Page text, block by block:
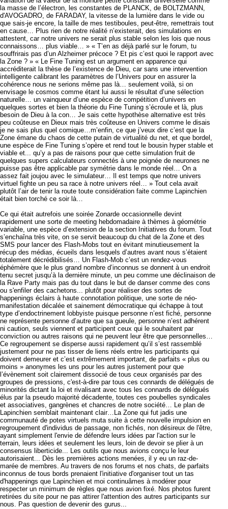
la masse de l’électron, les constantes de PLANCK, de BOLTZMANN,
d'AVOGADRO, de FARADAY, la vitesse de la lumière dans le vide ou
que sais-je encore, la taille de mes testiboules, peut-être, remettrais tout
en cause… Plus rien de notre réalité n’existerait, des simulations en
attestent, car notre univers ne serait plus stable selon les lois que nous
connaissons… plus viable… » « T’en as déjà parlé sur le forum, tu
souffrirais pas d’un Alzheimer précoce ? Et pis c’est quoi le rapport avec
la Zone ? » « Le Fine Tuning est un argument en apparence qui
accréditerait la thèse de l’existence de Dieu, car sans une intervention
intelligente calibrant les paramètres de l’Univers pour en assurer la
cohérence nous ne serions même pas là… seulement voilà, si on
envisage le cosmos comme étant lui aussi le résultat d’une sélection
naturelle… un vainqueur d’une espèce de compétition d’univers en
quelques sortes et bien la théorie du Fine Tuning s’écroule et là, plus
besoin de Dieu à la con… Je sais cette hypothèse alternative est très
peu coûteuse en Dieux mais très coûteuse en Univers comme le disais
je ne sais plus quel comique…m’enfin, ce que j’veux dire c’est que la
Zone émane du chaos de cette putain de virtualité du net, et que bordel,
une espèce de Fine Tuning s’opère et rend tout le bousin hyper stable et
viable et... qu’y a pas de raisons pour que cette simulation fruit de
quelques supers calculateurs connectés à une poignée de neurones ne
puisse pas être applicable par symétrie dans le monde réel… On a
assez fait joujou avec le simulateur… Il est temps que notre univers
virtuel fighte un peu sa race à notre univers réel… » Tout cela avait
plutôt l’air de tenir la route toute considération faite comme Lapinchien
était bien torché ce soir là…
Ce qui était autrefois une soirée Zonarde occasionnelle devint
rapidement une sorte de meeting hebdomadaire à thèmes à géométrie
variable, une espèce d’extension de la section Initiatives du forum. Tout
s’enchaîna très vite, on se servit beaucoup du chat de la Zone et des
SMS pour lancer des Flash-Mobs tout en évitant minutieusement la
récup des médias, écueils dans lesquels d’autres avant nous s’étaient
totalement décrédibilisés… Un Flash-Mob c’est un rendez-vous
éphémère que le plus grand nombre d’inconnus se donnent à un endroit
tenu secret jusqu’à la dernière minute, un peu comme une déclinaison de
la Rave Party mais pas du tout dans le but de danser comme des cons
ou s'enfiler des cachetons... plutôt pour réaliser des sortes de
happenings éclairs à haute connotation politique, une sorte de néo-
manifestation décalée et sainement démocratique qui échappe à tout
type d’endoctrinement lobbyiste puisque personne n’est fiché, personne
ne représente personne d’autre que sa gueule, personne n’est adhérent
ni caution, seuls viennent et participent ceux qui le souhaitent par
conviction ou autres raisons qui ne peuvent leur être que personnelles…
Ce regroupement se disperse aussi rapidement qu’il s’est rassemblé
justement pour ne pas tisser de liens réels entre les participants qui
doivent demeurer et c’est extrêmement important, de parfaits « plus ou
moins » anonymes les uns pour les autres justement pour que
l’évènement soit clairement dissocié de tous ceux organisés par des
groupes de pressions, c'est-à-dire par tous ces connards de délégués de
minorités dictant la loi et rivalisant avec tous les connards de délégués
élus par la pseudo majorité décadente, toutes ces poubelles syndicales
et associatives, gangrènes et chancres de notre société… Le plan de
Lapinchien semblait maintenant clair…La Zone qui fut jadis une
communauté de potes virtuels muta suite à cette nouvelle impulsion en
regroupement d'individus de passage, non fichés, non désireux de l'être,
ayant simplement l'envie de défendre leurs idées par l'action sur le
terrain, leurs idées et seulement les leurs, loin de devoir se plier à un
consensus liberticide... Les outils que nous avions conçu le leur
autorisaient... Dès les premières actions menées, il y eu un raz-de-
marée de membres. Au travers de nos forums et nos chats, de parfaits
inconnus de tous bords prenaient l'initiative d'organiser tout un tas
d'happenings que Lapinchien et moi continuâmes à modérer pour
respecter un minimum de règles que nous avion fixé. Nos photos furent
retirées du site pour ne pas attirer l'attention des autres participants sur
nous. Pas question de devenir des gurus...